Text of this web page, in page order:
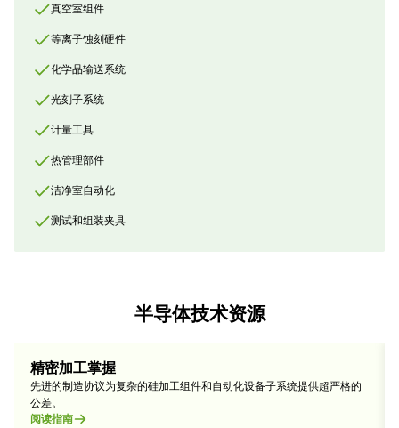
真空室组件
等离子蚀刻硬件
化学品输送系统
光刻子系统
计量工具
热管理部件
洁净室自动化
测试和组装夹具
半导体技术资源
精密加工掌握
先进的制造协议为复杂的硅加工组件和自动化设备子系统提供超严格的
公差。
阅读指南